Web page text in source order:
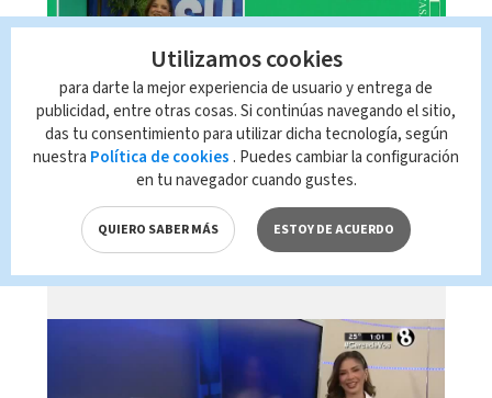
Telediario En Directo con Paula
Brenes, 07 de agosto 2026
Utilizamos cookies
para darte la mejor experiencia de usuario y entrega de
publicidad, entre otras cosas. Si continúas navegando el sitio,
das tu consentimiento para utilizar dicha tecnología, según
nuestra Política de cookies . Puedes cambiar la configuración
en tu navegador cuando gustes.
QUIERO SABER MÁS ESTOY DE ACUERDO